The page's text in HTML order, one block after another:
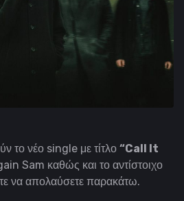
το νέο single με τίτλο “Call It
Sam καθώς και το αντίστοιχο
να απολαύσετε παρακάτω.